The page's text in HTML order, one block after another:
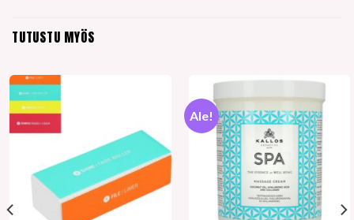
TUTUSTU MYÖS
Ale!